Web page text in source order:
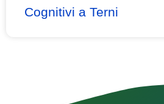
Cognitivi a Terni